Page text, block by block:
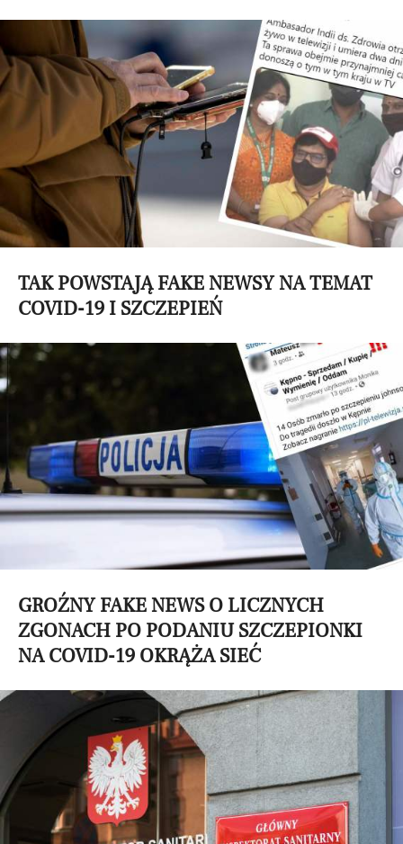
TAK POWSTAJĄ FAKE NEWSY NA TEMAT
COVID-19 I SZCZEPIEŃ
GROŹNY FAKE NEWS O LICZNYCH
ZGONACH PO PODANIU SZCZEPIONKI
NA COVID-19 OKRĄŻA SIEĆ